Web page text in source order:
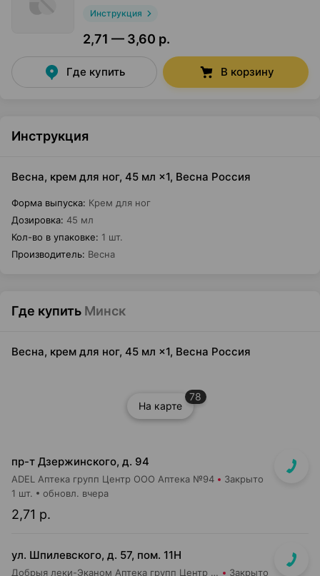
Инструкция
2,71 — 3,60 р.
Где купить В корзину
Инструкция
Весна, крем для ног, 45 мл ×1, Весна Россия
Форма выпуска: Крем для ног
Дозировка: 45 мл
Кол-во в упаковке: 1 шт.
Производитель: Весна
Где купить Минск
Весна, крем для ног, 45 мл ×1, Весна Россия
На карте
78
пр-т Дзержинского, д. 94
ADEL Аптека групп Центр ООО Аптека №94 Закрыто
2,71 р.
1 шт. обновл. вчера
ул. Шпилевского, д. 57, пом. 11Н
Добрыя леки-Эканом Аптека групп Центр ООО Аптека №52 Закрыто